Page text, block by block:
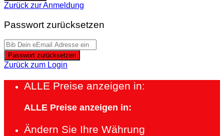
Zurück zur Anmeldung
Passwort zurücksetzen
Passwort zurücksetzen
Zurück zum Login
ALLE Preise anzeigen in:
ALLE Preise anzeigen in:
Ändern Sie Ihre Währung